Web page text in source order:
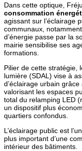
Dans cette optique,
consommation
agissant sur l’éclairage
communaux,
d’énergie passe par la
mairie sensibilise ses
formations.
Pilier de cette stratégie,
lumière (SDAL) vise à
d’éclairage urbain
valorisant les espaces
total du relamping LED
un dispositif plus
quartiers confondus.
L’éclairage public est
plus important d’une
intérieur des bâtiments.